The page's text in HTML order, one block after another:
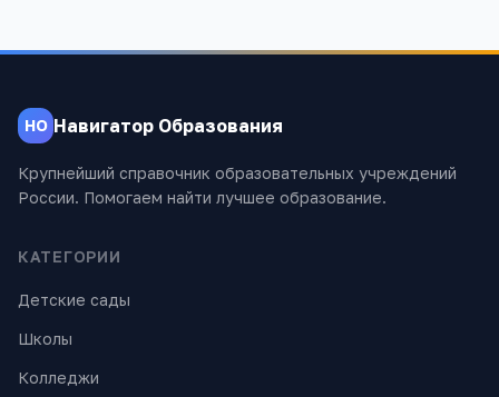
НО Навигатор Образования
Крупнейший справочник образовательных учреждений
России. Помогаем найти лучшее образование.
КАТЕГОРИИ
Детские сады
Школы
Колледжи